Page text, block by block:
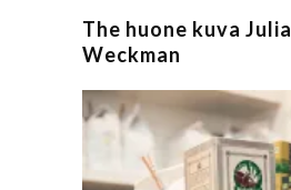
The huone kuva Julia
Weckman